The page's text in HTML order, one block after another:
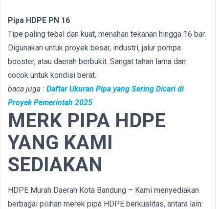
Pipa HDPE PN 16
Tipe paling tebal dan kuat, menahan tekanan hingga 16 bar.
Digunakan untuk proyek besar, industri, jalur pompa
booster, atau daerah berbukit. Sangat tahan lama dan
cocok untuk kondisi berat.
baca juga : Daftar Ukuran Pipa yang Sering Dicari di
Proyek Pemerintah 2025
MERK PIPA HDPE
YANG KAMI
SEDIAKAN
HDPE Murah Daerah Kota Bandung – Kami menyediakan
berbagai pilihan merek pipa HDPE berkualitas, antara lain: